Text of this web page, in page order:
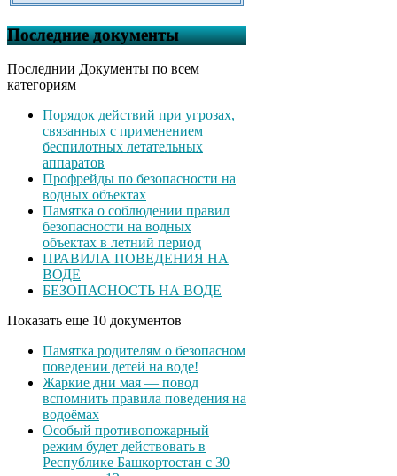
Последние документы
Последнии Документы по всем
категориям
Порядок действий при угрозах,
связанных с применением
беспилотных летательных
аппаратов
Профрейды по безопасности на
водных объектах
Памятка о соблюдении правил
безопасности на водных
объектах в летний период
ПРАВИЛА ПОВЕДЕНИЯ НА
ВОДЕ
БЕЗОПАСНОСТЬ НА ВОДЕ
Показать еще 10 документов
Памятка родителям о безопасном
поведении детей на воде!
Жаркие дни мая — повод
вспомнить правила поведения на
водоёмах
Особый противопожарный
режим будет действовать в
Республике Башкортостан с 30